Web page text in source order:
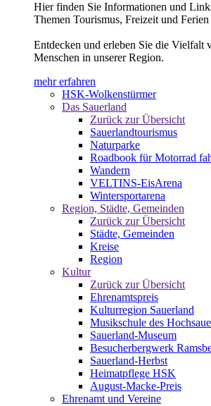
Hier finden Sie Informationen und
Themen Tourismus, Freizeit und
Entdecken und erleben Sie die Vielfalt
Menschen in unserer Region.
mehr erfahren
HSK-Wolkenstürmer
Das Sauerland
Zurück zur Übersicht
Sauerlandtourismus
Naturparke
Roadbook für Motorrad
Wandern
VELTINS-EisArena
Wintersportarena
Region, Städte, Gemeinden
Zurück zur Übersicht
Städte, Gemeinden
Kreise
Region
Kultur
Zurück zur Übersicht
Ehrenamtspreis
Kulturregion Sauerland
Musikschule des
Sauerland-Museum
Besucherbergwerk
Sauerland-Herbst
Heimatpflege HSK
August-Macke-Preis
Ehrenamt und Vereine